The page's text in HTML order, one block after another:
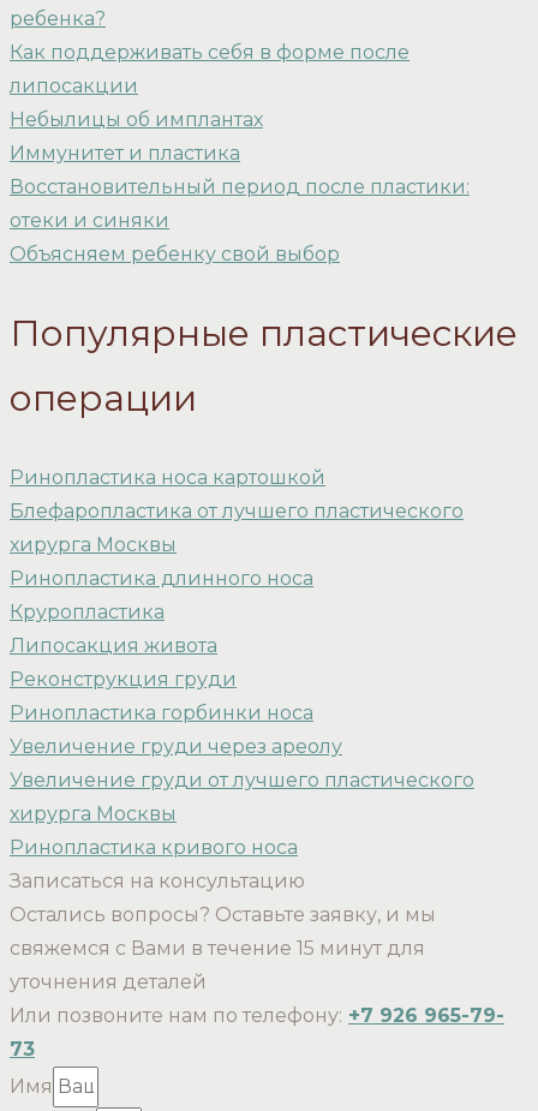
ребенка?
Как поддерживать себя в форме после
липосакции
Небылицы об имплантах
Иммунитет и пластика
Восстановительный период после пластики:
отеки и синяки
Объясняем ребенку свой выбор
Популярные пластические
операции
Ринопластика носа картошкой
Блефаропластика от лучшего пластического
хирурга Москвы
Ринопластика длинного носа
Круропластика
Липосакция живота
Реконструкция груди
Ринопластика горбинки носа
Увеличение груди через ареолу
Увеличение груди от лучшего пластического
хирурга Москвы
Ринопластика кривого носа
Записаться на консультацию
Остались вопросы? Оставьте заявку, и мы
свяжемся с Вами в течение 15 минут для
уточнения деталей
Или позвоните нам по телефону: +7 926 965-79-
73
Имя